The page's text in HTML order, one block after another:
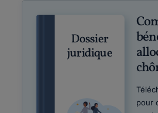
Dossier
juridique
pour